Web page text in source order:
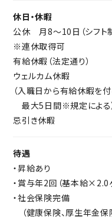
休日・休暇
公休 月8～10日（シフト制
※連休取得可
有給休暇（法定通り）
ウェルカム休暇
（入職日から有給休暇を
最大5日間※規定による
忌引き休暇
待遇
・昇給あり
・賞与年2回（基本給×2.0
・社会保険完備
（健康保険、厚生年金保